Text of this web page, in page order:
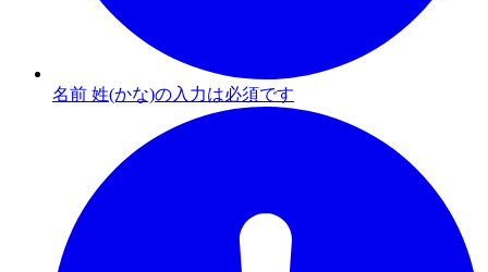
名前 姓(かな)の入力は必須です